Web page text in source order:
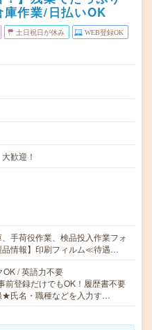
作業/日払いOK
土日祝日が休み WEB登録OK
歓迎！
手荷役作業、検品投入作業フォ
品情報】印刷フィルム≪待遇…
OK / 英語力不要
登録だけでもOK！履歴書不要
★氏名・職種などを入力す…